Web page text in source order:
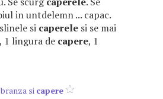
in untdelemn ... capac.
si caperele si se mai
1 lingura de capere, 1
si capere